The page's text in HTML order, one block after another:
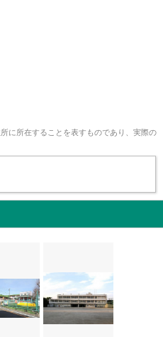
に所在することを表すものであり、実際の